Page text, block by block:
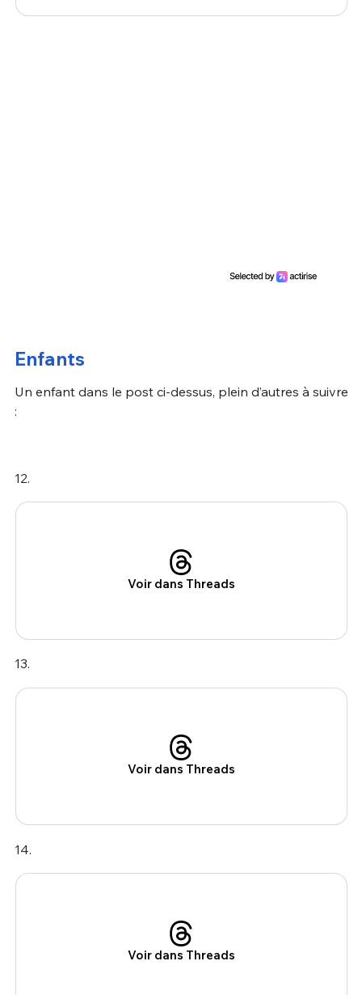
Enfants
Un enfant dans le post ci-dessus, plein d’autres à suivre
:
12.
Voir dans Threads
13.
Voir dans Threads
14.
Voir dans Threads